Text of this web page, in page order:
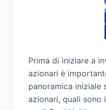
Prima di iniziare a
azionari è
panoramica iniziale
azionari, quali sono